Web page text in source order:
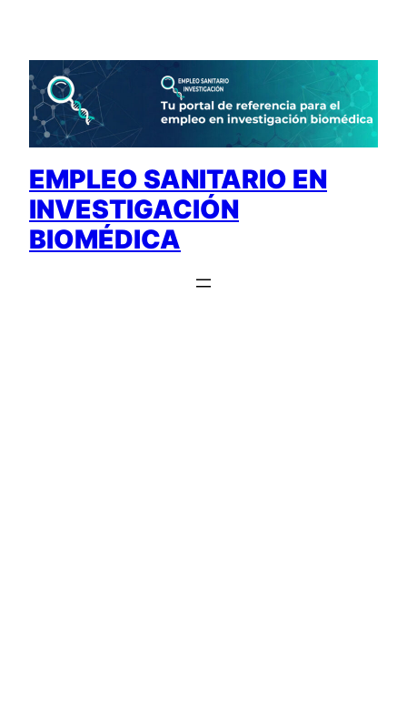
contenido
EMPLEO SANITARIO EN
INVESTIGACIÓN
BIOMÉDICA